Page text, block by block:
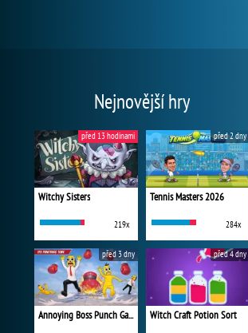
Nejnovější hry
Witchy Sisters
219x
před 13 hodinami
Tennis Masters 2026
284x
před 2 dny
Annoying Boss Punch Game
před 3 dny
Witch Craft Potion Sort
před 4 dny